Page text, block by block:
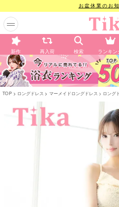
お盆休業のお
新作 再入荷 検索 ランキン
TOP ロングドレス マーメイドロングドレス ロング